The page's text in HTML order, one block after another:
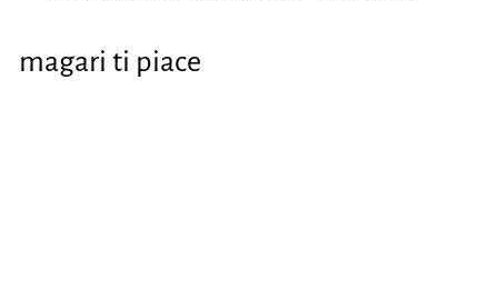
magari ti piace